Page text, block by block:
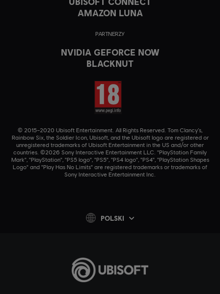
AMAZON LUNA
PARTNERZY
NVIDIA GEFORCE NOW
BLACKNUT
© 2015–2020 Ubisoft Entertainment. All Rights Reserved. Tom Clancy’s,
Rainbow Six, the Soldier Icon, Ubisoft, and the Ubisoft logo are registered or
unregistered trademarks of Ubisoft Entertainment in the US and/or other
countries. ©2026 Sony Interactive Entertainment LLC. "PlayStation Family
Mark", "PlayStation", "PS5 logo", "PS5", "PS4 logo", "PS4", "PlayStation Shapes
Logo" and "Play Has No Limits" are registered trademarks or trademarks of
Sony Interactive Entertainment Inc.
POLSKI